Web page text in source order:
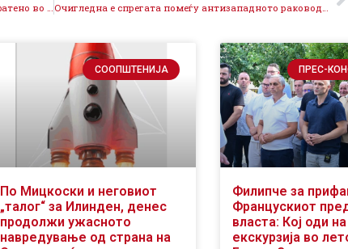
СООПШТЕНИЈА
По Мицкоски и неговиот
„талог“ за Илинден, денес
продолжи ужасното
навредување од страна на
ПРЕС-
Филипче за
Францускиот
власта: Кој оди на
екскурзија во